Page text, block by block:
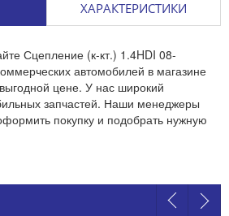
ХАРАКТЕРИСТИКИ
Сцепление (к-кт.) 1.4HDI 08-
автомобилей в магазине
цене. У нас широкий
запчастей. Наши менеджеры
покупку и подобрать нужную